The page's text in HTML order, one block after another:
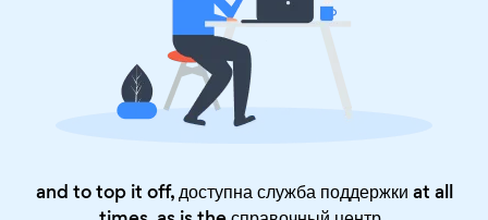
and to top it off, доступна служба поддержки at all